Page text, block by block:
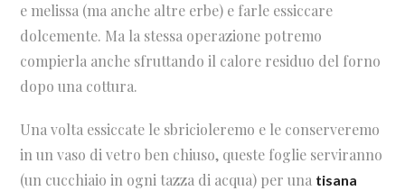
e melissa (ma anche altre erbe) e farle essiccare
dolcemente. Ma la stessa operazione potremo
compierla anche sfruttando il calore residuo del forno
dopo una cottura.
Una volta essiccate le sbricioleremo e le conserveremo
in un vaso di vetro ben chiuso, queste foglie serviranno
(un cucchiaio in ogni tazza di acqua) per una tisana